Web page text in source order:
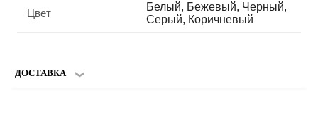
Цвет
Белый, Бежевый, Черный,
Серый, Коричневый
ДОСТАВКА